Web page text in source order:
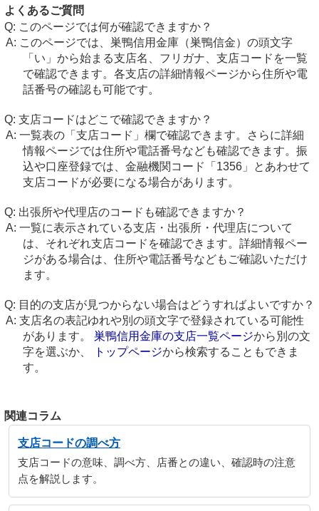
よくあるご質問
このページでは何が確認できますか？
このページでは、巣鴨信用金庫（巣鴨信金）の頭文字
「い」から始まる支店名、フリガナ、支店コードを一覧
で確認できます。各支店の詳細情報ページから住所や電
話番号の確認も可能です。
支店コードはどこで確認できますか？
一覧表の「支店コード」欄で確認できます。さらに詳細
情報ページでは住所や電話番号なども確認できます。振
込や口座登録では、金融機関コード「1356」とあわせて
支店コードが必要になる場合があります。
出張所や代理店のコードも確認できますか？
一覧に表示されている支店・出張所・代理店について
は、それぞれ支店コードを確認できます。詳細情報ペー
ジがある場合は、住所や電話番号などもご確認いただけ
ます。
目的の支店が見つからない場合はどうすればよいですか？
支店名の表記ゆれや別の頭文字で登録されている可能性
があります。 巣鴨信用金庫の支店一覧ページから別の文
字を選ぶか、
トップページから検索することもできま
す。
関連コラム
支店コードの調べ方
支店コードの意味、調べ方、店番との違い、確認時の注意
点を解説します。